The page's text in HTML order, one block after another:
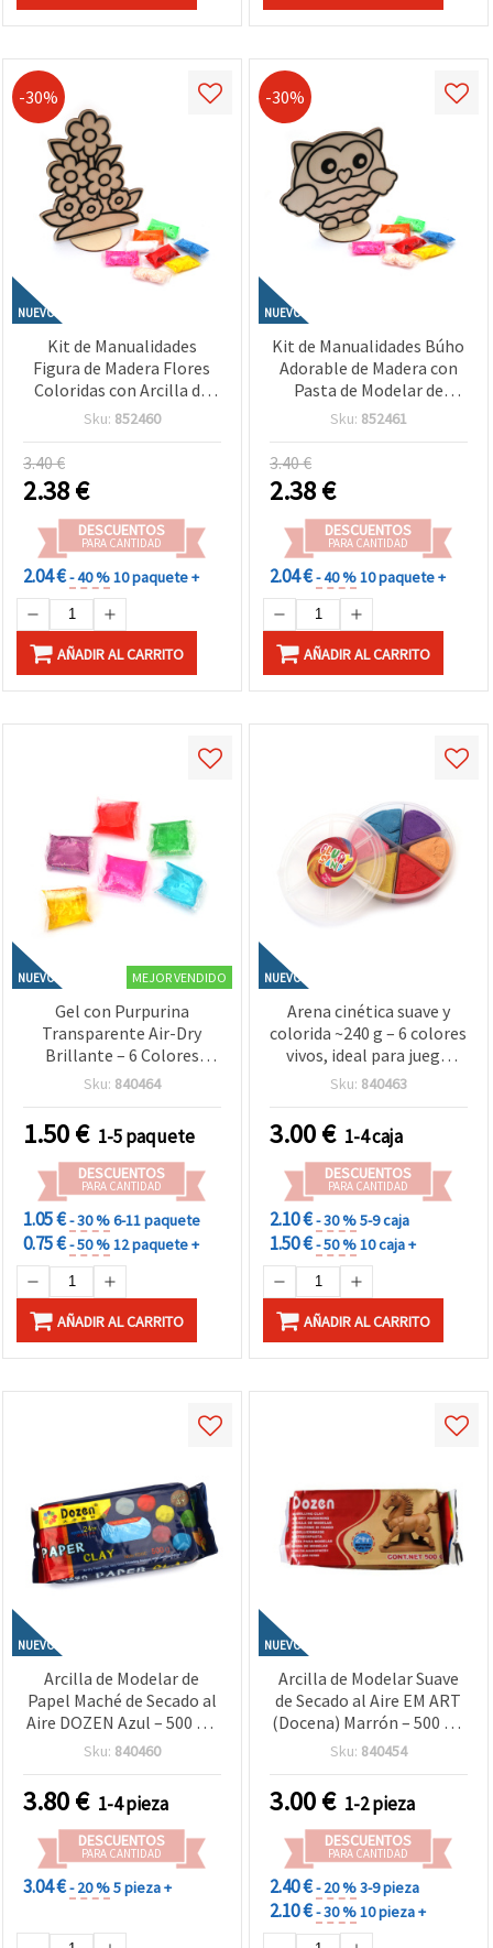
-30%
NUEVO
Kit de Manualidades
Figura de Madera Flores
Coloridas con Arcilla de
Modelar de Secado al Aire
Manualidades Creativas
Infantiles y Decoración
Sku: 852460
3.40 €
2.38€
DESCUENTOS
PARA CANTIDAD
2.04 €- 40 %10 paquete +
AÑADIR AL CARRITO
-30%
NUEVO
Kit de Manualidades Búho
Adorable de Madera con
Pasta de Modelar de
Secado al Aire – Ideal para
Decoración
Sku: 852461
3.40 €
2.38€
DESCUENTOS
PARA CANTIDAD
2.04 €- 40 %10 paquete +
AÑADIR AL CARRITO
NUEVO MEJOR VENDIDO
Gel con Purpurina
Transparente Air-Dry
Brillante – 6 Colores
Mixtos x ~30 g, Ideal para
Decoración y Proyectos
DIY Creativos
Sku: 840464
1.50€ 1-5 paquete
DESCUENTOS
PARA CANTIDAD
1.05 €- 30 %6-11 paquete
0.75 €- 50 %12 paquete +
AÑADIR AL CARRITO
NUEVO
Arena cinética suave y
colorida ~240 g – 6 colores
vivos, ideal para juego
infantil, actividades
manualidades creativas
DIY
Sku: 840463
3.00€ 1-4 caja
DESCUENTOS
PARA CANTIDAD
2.10 €- 30 %5-9 caja
1.50 €- 50 %10 caja +
AÑADIR AL CARRITO
NUEVO
Arcilla de Modelar de
Papel Maché de Secado al
Aire DOZEN Azul – 500 g –
Ligera, Suave y Fácil de
Escultura Creativa,
Manualidades, Proyectos
de Arte y DIY
Sku: 840460
3.80€ 1-4 pieza
DESCUENTOS
PARA CANTIDAD
3.04 €- 20 %5 pieza +
NUEVO
Arcilla de Modelar Suave
de Secado al Aire EM ART
(Docena) Marrón – 500 g –
Lisa, Flexible y Fácil de
Escultura, Manualidades
Escolares y Proyectos DIY
Creativos
Sku: 840454
3.00€ 1-2 pieza
DESCUENTOS
PARA CANTIDAD
2.40 €- 20 %3-9 pieza
2.10 €- 30 %10 pieza +